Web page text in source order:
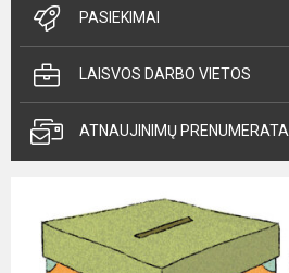
PASIEKIMAI
LAISVOS DARBO VIETOS
ATNAUJINIMŲ PRENUMERATA